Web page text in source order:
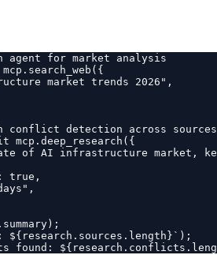
agent for market analysis
market trends 2026",
conflict detection across sources
mcp.deep_research({
of AI infrastructure market,
true,
${research.sources.length}`);
found: